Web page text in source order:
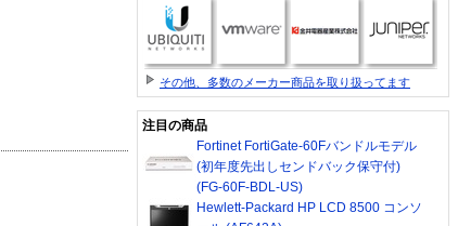
その他、多数のメーカー商品を取り扱ってます
注目の商品
Fortinet FortiGate-60Fバンドルモデル
(初年度先出しセンドバック保守付)
(FG-60F-BDL-US)
Hewlett-Packard HP LCD 8500 コンソ